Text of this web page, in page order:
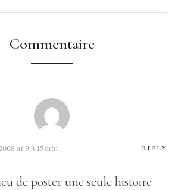
Commentaire
at 9 h 15 min REPLY
de poster une seule histoire